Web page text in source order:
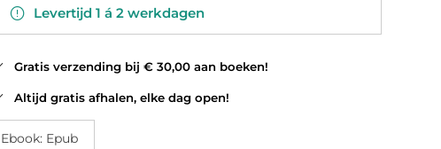
Levertijd 1 á 2 werkdagen
Gratis verzending bij € 30,00 aan boeken!
Altijd gratis afhalen, elke dag open!
Ebook: Epub